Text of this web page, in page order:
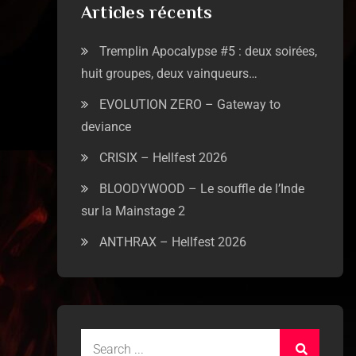
Articles récents
Tremplin Apocalypse #5 : deux soirées,
huit groupes, deux vainqueurs…
EVOLUTION ZERO – Gateway to
deviance
CRISIX – Hellfest 2026
BLOODYWOOD – Le souffle de l’Inde
sur la Mainstage 2
ANTHRAX – Hellfest 2026